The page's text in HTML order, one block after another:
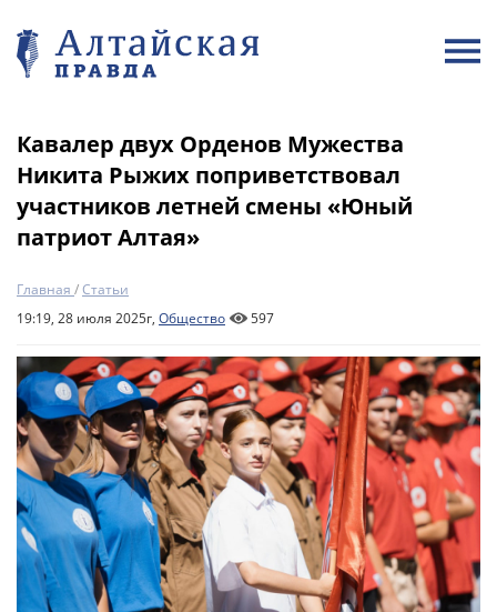
Кавалер двух Орденов Мужества
Никита Рыжих поприветствовал
участников летней смены «Юный
патриот Алтая»
Главная /Статьи
19:19, 28 июля 2025г, Общество 597